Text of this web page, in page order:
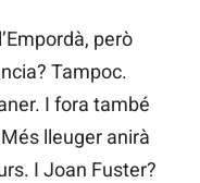
però
Tampoc.
I fora també
lleuger anirà
I Joan Fuster?